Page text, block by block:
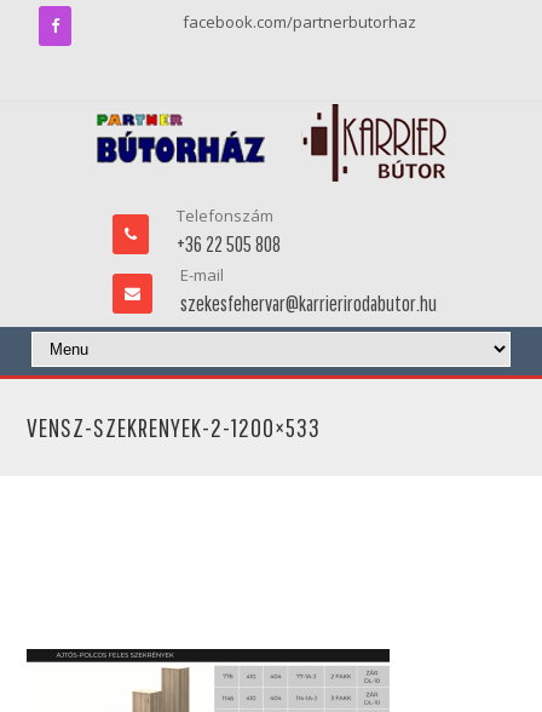
facebook.com/partnerbutorhaz
Telefonszám
+36 22 505 808
E-mail
szekesfehervar@karrierirodabutor.hu
VENSZ-SZEKRENYEK-2-1200×533